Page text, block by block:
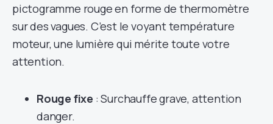
pictogramme rouge en forme de thermomètre
sur des vagues. C’est le voyant température
moteur, une lumière qui mérite toute votre
attention.
Rouge fixe : Surchauffe grave, attention
danger.